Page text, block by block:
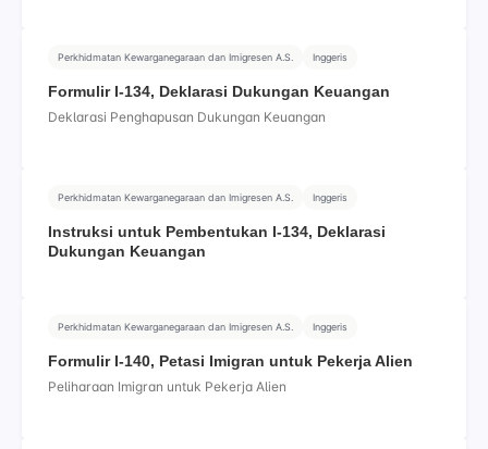
Perkhidmatan Kewarganegaraan dan Imigresen A.S. Inggeris
Formulir I-134, Deklarasi Dukungan Keuangan
Deklarasi Penghapusan Dukungan Keuangan
Perkhidmatan Kewarganegaraan dan Imigresen A.S. Inggeris
Instruksi untuk Pembentukan I-134, Deklarasi
Dukungan Keuangan
Perkhidmatan Kewarganegaraan dan Imigresen A.S. Inggeris
Formulir I-140, Petasi Imigran untuk Pekerja Alien
Peliharaan Imigran untuk Pekerja Alien